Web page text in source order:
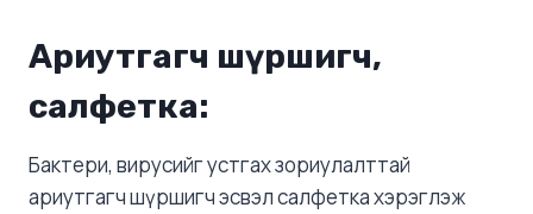
Ариутгагч шүршигч,
салфетка:
Бактери, вирусийг устгах зориулалттай
ариутгагч шүршигч эсвэл салфетка хэрэглэж